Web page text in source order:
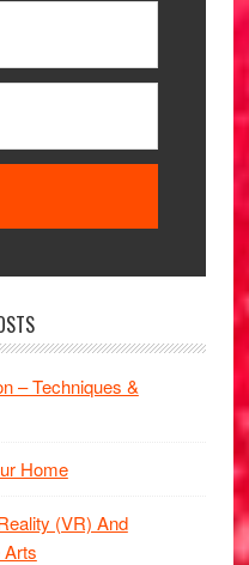
– Techniques &
Home
(VR) And
Arts